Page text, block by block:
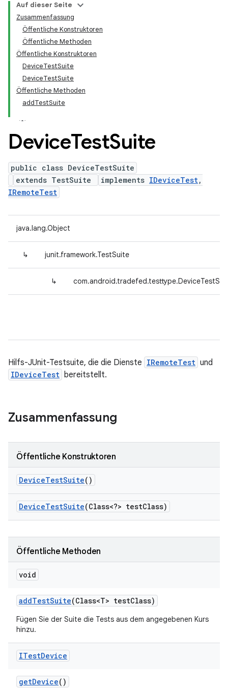
Auf dieser Seite
Zusammenfassung
Öffentliche Konstruktoren
Öffentliche Methoden
Öffentliche Konstruktoren
DeviceTestSuite
DeviceTestSuite
Öffentliche Methoden
addTestSuite
DeviceTestSuite
public class DeviceTestSuite
extends TestSuite
implements IDeviceTest,
IRemoteTest
java.lang.Object
↳ junit.framework.TestSuite
↳
Hilfs-JUnit-Testsuite, die die Dienste IRemoteTest und
IDeviceTest bereitstellt.
Zusammenfassung
Öffentliche Konstruktoren
DeviceTestSuite()
DeviceTestSuite(Class<?> testClass)
Öffentliche Methoden
void
addTestSuite(Class<T> testClass)
Fügen Sie der Suite die Tests aus dem angegebenen Kurs
hinzu.
ITestDevice
getDevice()